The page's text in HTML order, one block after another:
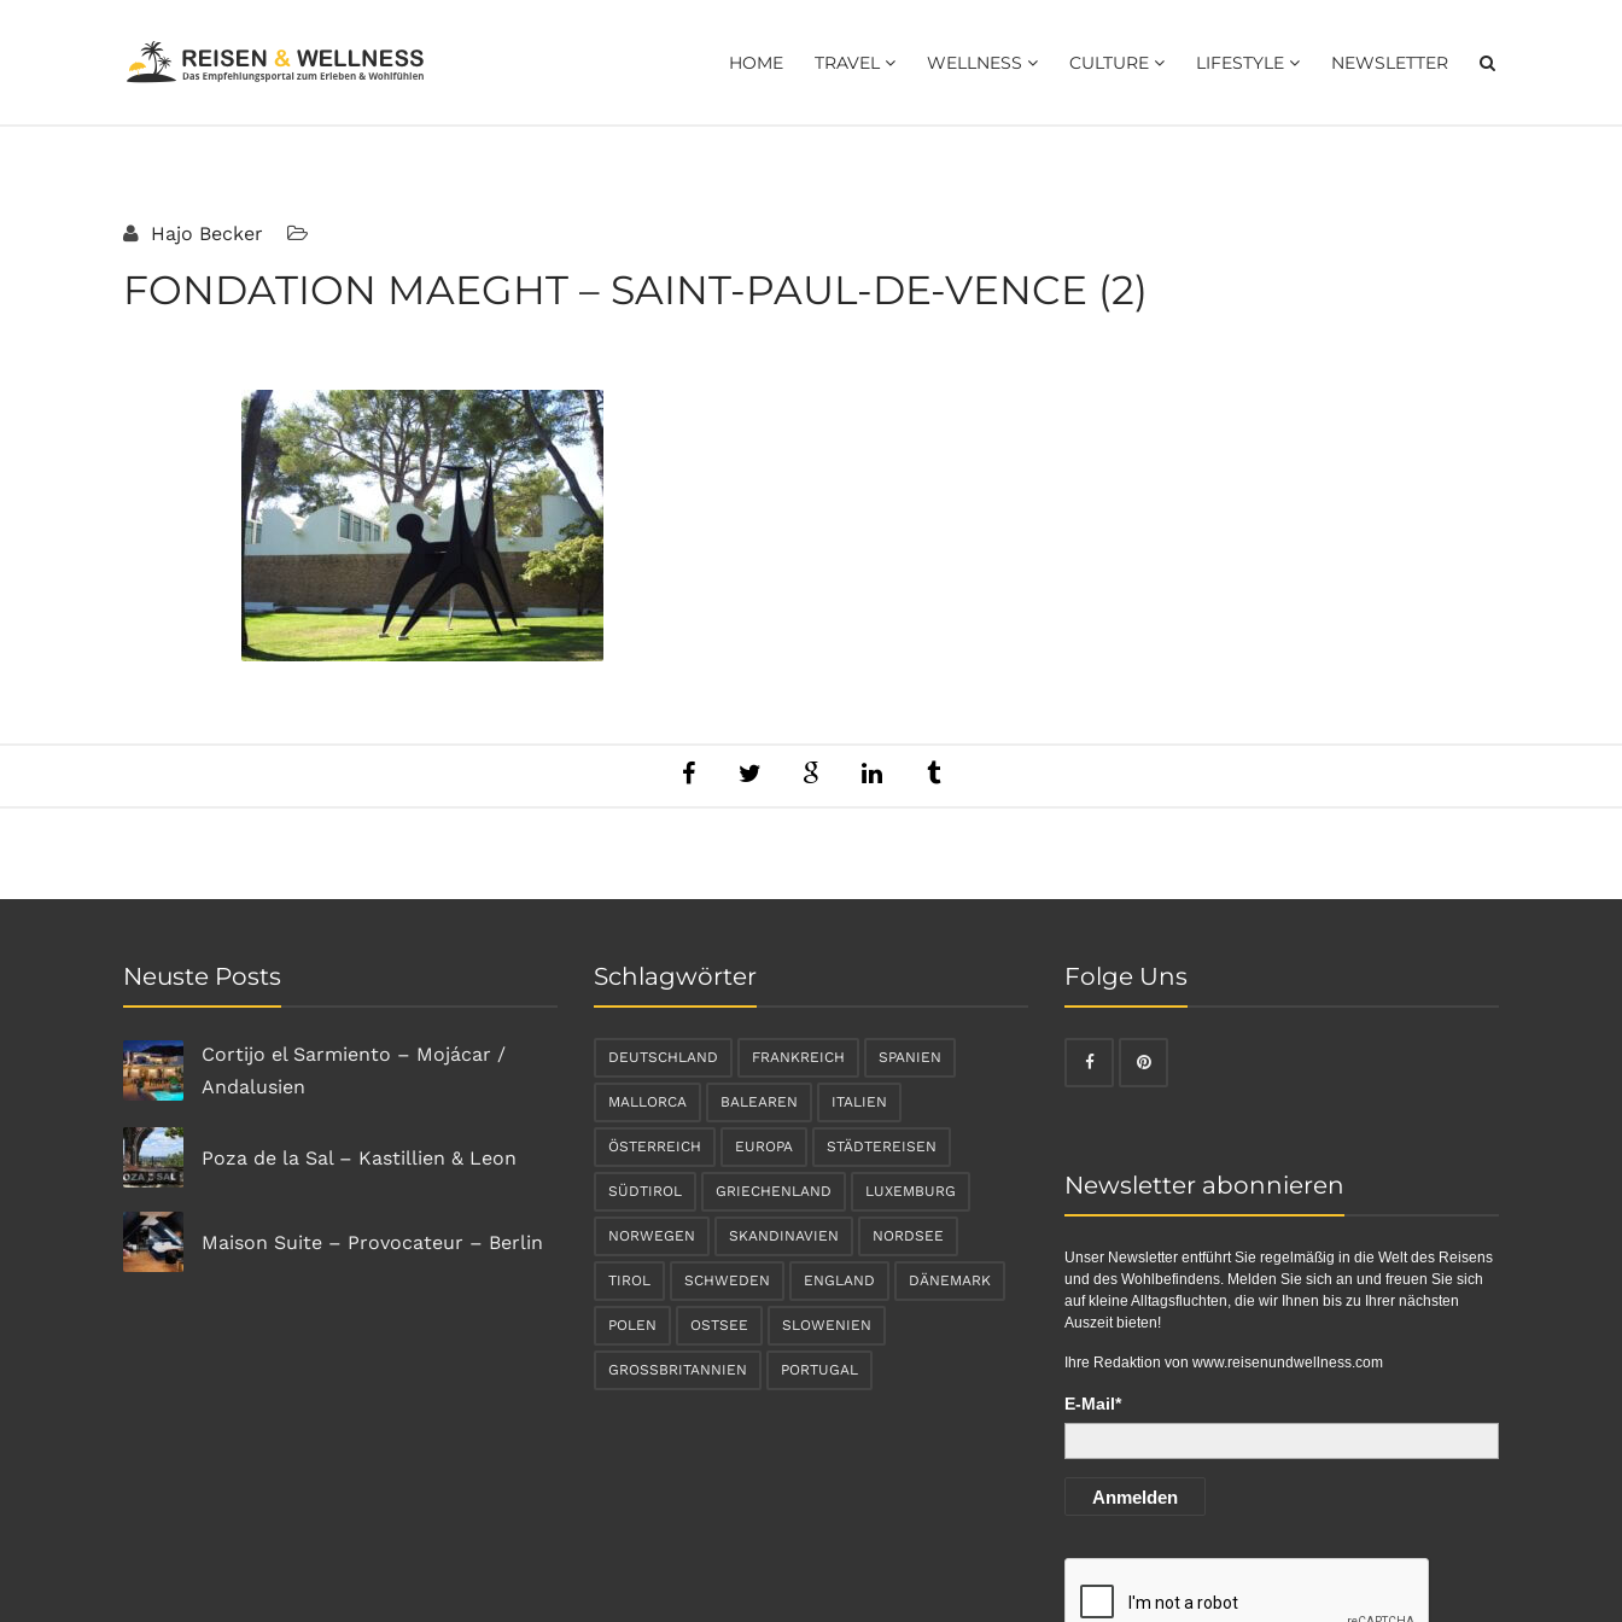
HOME TRAVEL WELLNESS CULTURE LIFESTYLE NEWSLETTER
Hajo Becker
FONDATION MAEGHT – SAINT-PAUL-DE-VENCE (2)
Neuste Posts
Cortijo el Sarmiento – Mojácar /
Andalusien
Poza de la Sal – Kastillien & Leon
Maison Suite – Provocateur – Berlin
Schlagwörter
DEUTSCHLAND FRANKREICH SPANIEN
MALLORCA BALEAREN ITALIEN
ÖSTERREICH EUROPA STÄDTEREISEN
SÜDTIROL GRIECHENLAND LUXEMBURG
NORWEGEN SKANDINAVIEN NORDSEE
TIROL SCHWEDEN ENGLAND DÄNEMARK
POLEN OSTSEE SLOWENIEN
GROSSBRITANNIEN PORTUGAL
Folge Uns
Newsletter abonnieren
Unser Newsletter entführt Sie regelmäßig in die Welt des Reisens
und des Wohlbefindens. Melden Sie sich an und freuen Sie sich
auf kleine Alltagsfluchten, die wir Ihnen bis zu Ihrer nächsten
Auszeit bieten!
Ihre Redaktion von www.reisenundwellness.com
E-Mail*
Anmelden